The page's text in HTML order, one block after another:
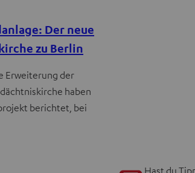
Der neue
zu Berlin
Erweiterung der
haben
berichtet, bei